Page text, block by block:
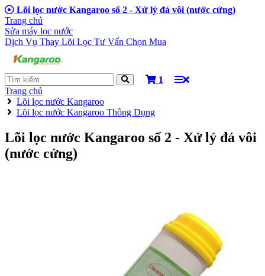
Lõi lọc nước Kangaroo số 2 - Xử lý đá vôi (nước cứng)
Trang chủ
Sửa máy lọc nước
Dịch Vụ Thay Lõi Lọc Tư Vấn Chọn Mua
1
Trang chủ
Lõi lọc nước Kangaroo
Lõi lọc nước Kangaroo Thông Dụng
Lõi lọc nước Kangaroo số 2 - Xử lý đá vôi
(nước cứng)